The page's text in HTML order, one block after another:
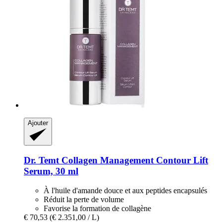
Ajouter
Dr. Temt Collagen Management Contour Lift
Serum, 30 ml
À l'huile d'amande douce et aux peptides encapsulés
Réduit la perte de volume
Favorise la formation de collagène
€ 70,53 (€ 2.351,00 / L)